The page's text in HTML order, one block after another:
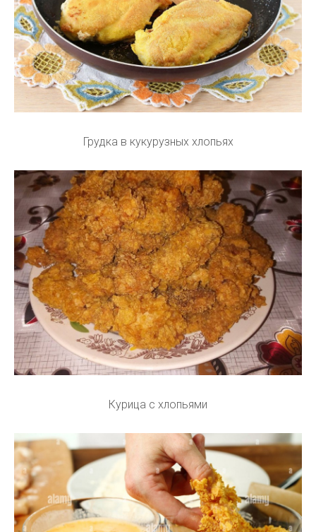
Грудка в кукурузных хлопьях
Курица с хлопьями